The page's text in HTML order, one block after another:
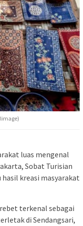
luas mengenal
Sobat Turisian
kreasi masyarakat
terkenal sebagai
di Sendangsari,